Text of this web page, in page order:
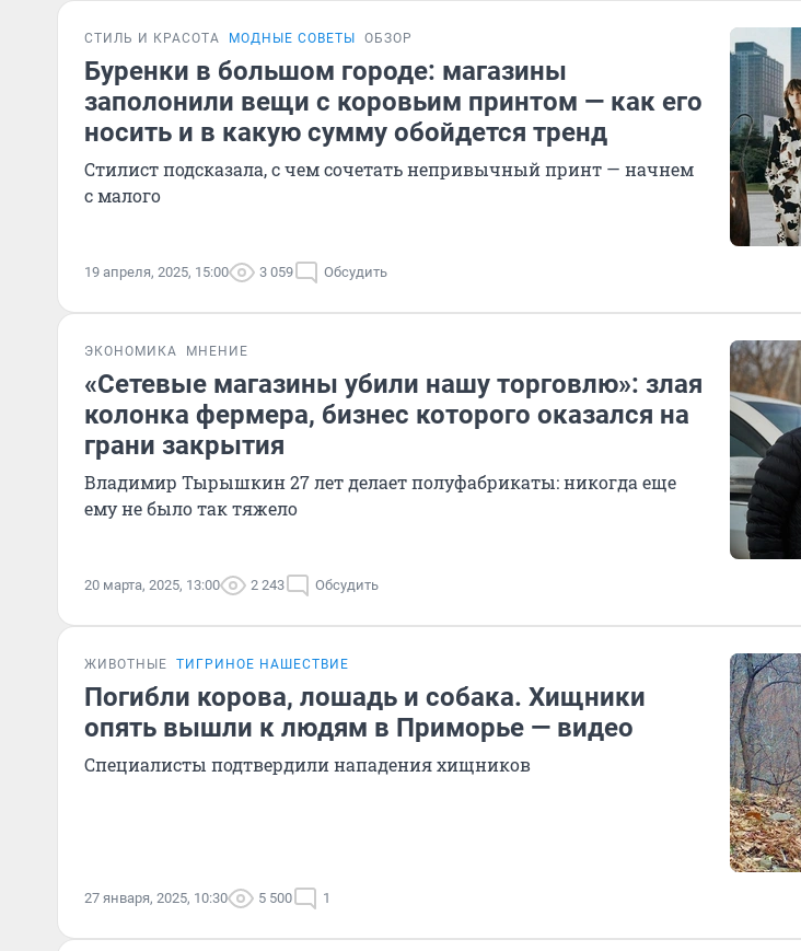
СТИЛЬ И КРАСОТА МОДНЫЕ СОВЕТЫ ОБЗОР
Буренки в большом городе: магазины
заполонили вещи с коровьим принтом — как его
носить и в какую сумму обойдется тренд
Стилист подсказала, с чем сочетать непривычный принт — начнем
с малого
19 апреля, 2025, 15:00 3 059 Обсудить
ЭКОНОМИКА МНЕНИЕ
«Сетевые магазины убили нашу торговлю»: злая
колонка фермера, бизнес которого оказался на
грани закрытия
Владимир Тырышкин 27 лет делает полуфабрикаты: никогда еще
ему не было так тяжело
20 марта, 2025, 13:00 2 243 Обсудить
ЖИВОТНЫЕ ТИГРИНОЕ НАШЕСТВИЕ
Погибли корова, лошадь и собака. Хищники
опять вышли к людям в Приморье — видео
Специалисты подтвердили нападения хищников
27 января, 2025, 10:30 5 500 1